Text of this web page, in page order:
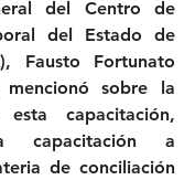
del Centro de
del Estado de
Fausto Fortunato
mencionó sobre la
capacitación,
capacitación a
de conciliación